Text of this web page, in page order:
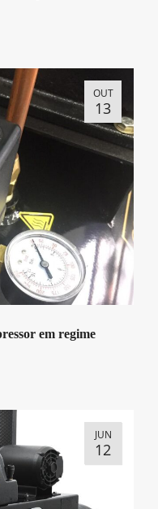
OUT
13
em regime
JUN
12